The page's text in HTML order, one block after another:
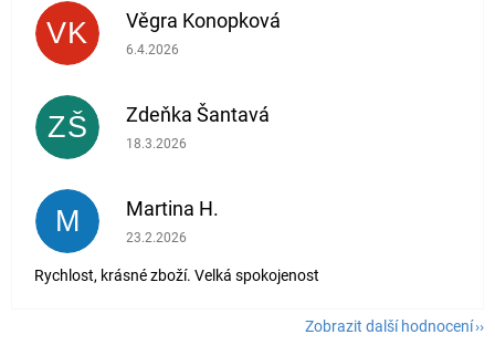
VK Věgra Konopková
Hodnocení obchodu je 5 z 5 hvězdiček.
6.4.2026
ZŠ Zdeňka Šantavá
Hodnocení obchodu je 5 z 5 hvězdiček.
18.3.2026
M Martina H.
Hodnocení obchodu je 5 z 5 hvězdiček.
23.2.2026
Rychlost, krásné zboží. Velká spokojenost
Zobrazit další hodnocení